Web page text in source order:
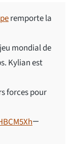
remporte la
mondial de
Kylian est
forces pour
—